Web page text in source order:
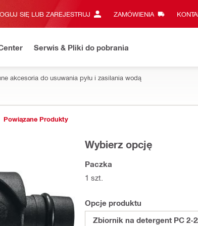
SIĘ LUB ZAREJESTRUJ ZAMÓWIENIA
Serwis & Pliki do pobrania
akcesoria do usuwania pyłu i zasilania wodą
Powiązane Produkty
Wybierz opcję
Paczka
1 szt.
Opcje produktu
Zbiornik na detergent PC 2-